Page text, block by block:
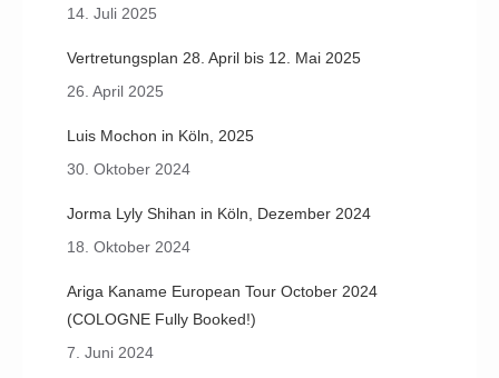
14. Juli 2025
Vertretungsplan 28. April bis 12. Mai 2025
26. April 2025
Luis Mochon in Köln, 2025
30. Oktober 2024
Jorma Lyly Shihan in Köln, Dezember 2024
18. Oktober 2024
Ariga Kaname European Tour October 2024
(COLOGNE Fully Booked!)
7. Juni 2024